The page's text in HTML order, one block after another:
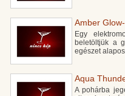
Amber
Egy
beletöltjük a
egészet
Aqua
A pohárba